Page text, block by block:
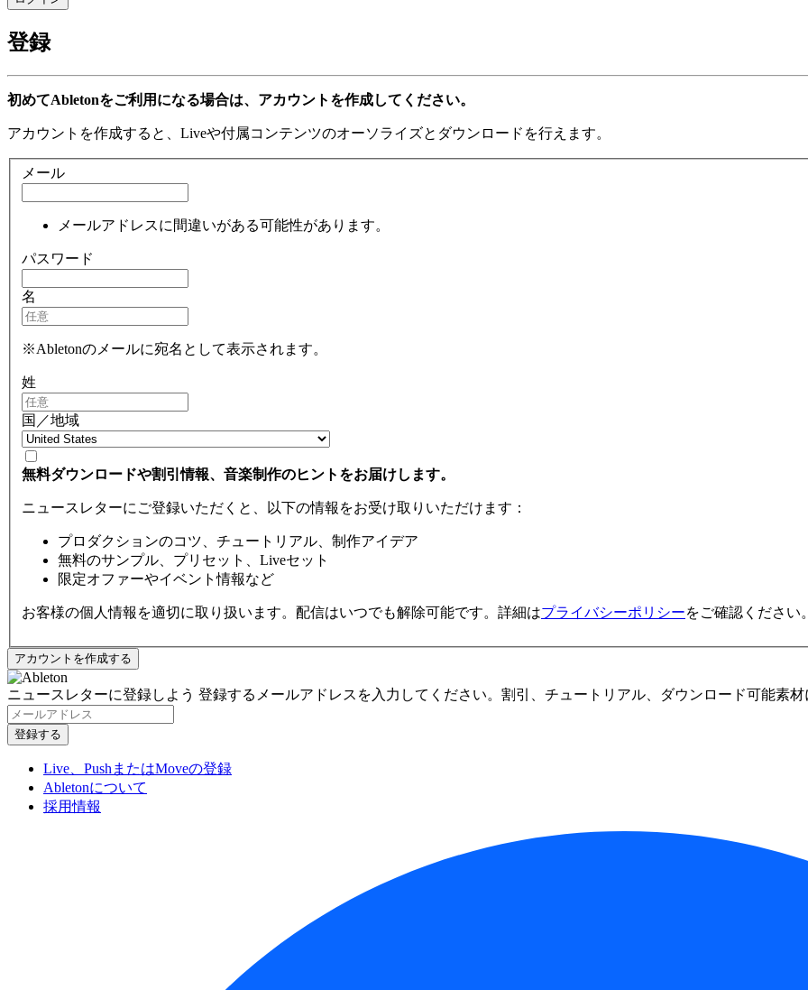
登録
初めてAbletonをご利用になる場合は、アカウントを作成してください。
アカウントを作成すると、Liveや付属コンテンツのオーソライズとダウンロードを行えます。
メール
メールアドレスに間違いがある可能性があります。
パスワード
名
※Abletonのメールに宛名として表示されます。
姓
国／地域
無料ダウンロードや割引情報、音楽制作のヒントをお届けします。
ニュースレターにご登録いただくと、以下の情報をお受け取りいただけます：
プロダクションのコツ、チュートリアル、制作アイデア
無料のサンプル、プリセット、Liveセット
限定オファーやイベント情報など
お客様の個人情報を適切に取り扱います。配信はいつでも解除可能です。詳細はプライバシーポリシーをご確認ください
ニュースレターに登録しよう 登録するメールアドレスを入力してください。割引、チュートリアル、ダウンロード可能素
Live、PushまたはMoveの登録
Abletonについて
採用情報